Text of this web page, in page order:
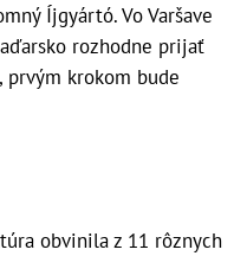
Íjgyártó. Vo Varšave
rozhodne prijať
krokom bude
obvinila z 11 rôznych